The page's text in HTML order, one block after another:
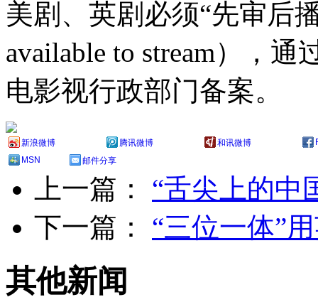
美剧、英剧必须“先审后
available to stream），
电影视行政部门备案。
新浪微博 腾讯微博 和讯微博
MSN
邮件分享
上一篇： “舌尖上的中
下一篇： “三位一体”
其他新闻